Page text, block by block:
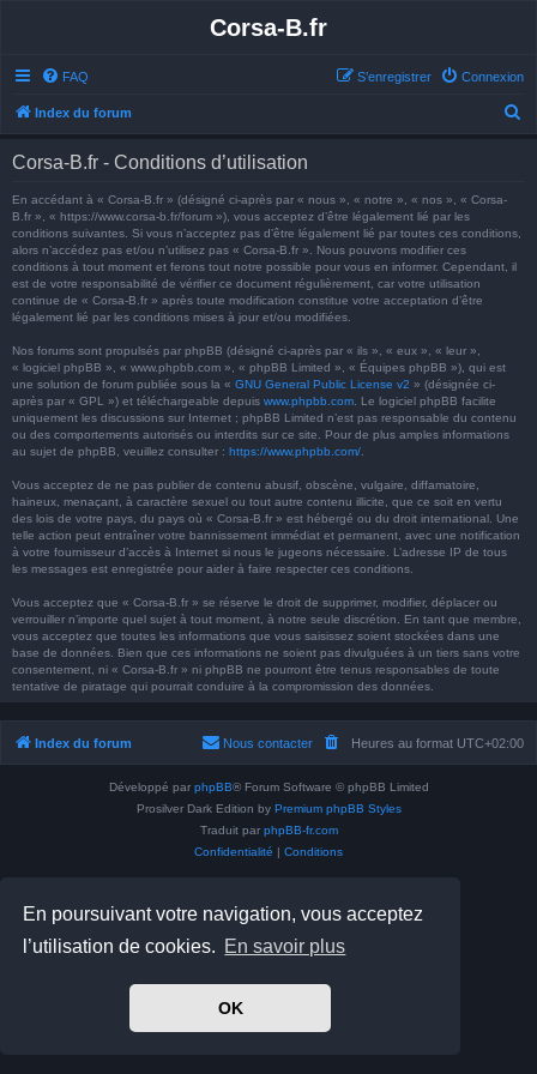
En poursuivant votre navigation, vous acceptez
l’utilisation de cookies. En savoir plus
OK
Corsa-B.fr
FAQ Connexion
S’enregistrer
Index du forum
Corsa-B.fr - Conditions d’utilisation
En accédant à « Corsa-B.fr » (désigné ci-après par « nous », « notre », « nos », « Corsa-
B.fr », « https://www.corsa-b.fr/forum »), vous acceptez d’être légalement lié par les
conditions suivantes. Si vous n’acceptez pas d’être légalement lié par toutes ces conditions,
alors n’accédez pas et/ou n’utilisez pas « Corsa-B.fr ». Nous pouvons modifier ces
conditions à tout moment et ferons tout notre possible pour vous en informer. Cependant, il
est de votre responsabilité de vérifier ce document régulièrement, car votre utilisation
continue de « Corsa-B.fr » après toute modification constitue votre acceptation d’être
légalement lié par les conditions mises à jour et/ou modifiées.
Nos forums sont propulsés par phpBB (désigné ci-après par « ils », « eux », « leur »,
« logiciel phpBB », « www.phpbb.com », « phpBB Limited », « Équipes phpBB »), qui est
une solution de forum publiée sous la « GNU General Public License v2 » (désignée ci-
après par « GPL ») et téléchargeable depuis www.phpbb.com . Le logiciel phpBB facilite
uniquement les discussions sur Internet ; phpBB Limited n’est pas responsable du contenu
ou des comportements autorisés ou interdits sur ce site. Pour de plus amples informations
au sujet de phpBB, veuillez consulter : https://www.phpbb.com/
Vous acceptez de ne pas publier de contenu abusif, obscène, vulgaire, diffamatoire,
haineux, menaçant, à caractère sexuel ou tout autre contenu illicite, que ce soit en vertu
des lois de votre pays, du pays où « Corsa-B.fr » est hébergé ou du droit international. Une
telle action peut entraîner votre bannissement immédiat et permanent, avec une notification
à votre fournisseur d’accès à Internet si nous le jugeons nécessaire. L’adresse IP de tous
les messages est enregistrée pour aider à faire respecter ces conditions.
Vous acceptez que « Corsa-B.fr » se réserve le droit de supprimer, modifier, déplacer ou
verrouiller n’importe quel sujet à tout moment, à notre seule discrétion. En tant que membre,
vous acceptez que toutes les informations que vous saisissez soient stockées dans une
base de données. Bien que ces informations ne soient pas divulguées à un tiers sans votre
consentement, ni « Corsa-B.fr » ni phpBB ne pourront être tenus responsables de toute
tentative de piratage qui pourrait conduire à la compromission des données.
Index du forum Heures au format UTC+02:00
Nous contacter
Développé par phpBB® Forum Software © phpBB Limited
Prosilver Dark Edition by Premium phpBB Styles
Traduit par phpBB-fr.com
Confidentialité | Conditions